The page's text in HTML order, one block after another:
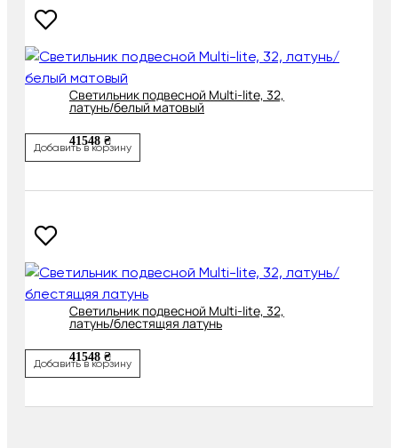
Светильник подвесной Multi-lite, 32,
латунь/белый матовый
41548 ₴
Добавить в корзину
Светильник подвесной Multi-lite, 32,
латунь/блестящяя латунь
41548 ₴
Добавить в корзину